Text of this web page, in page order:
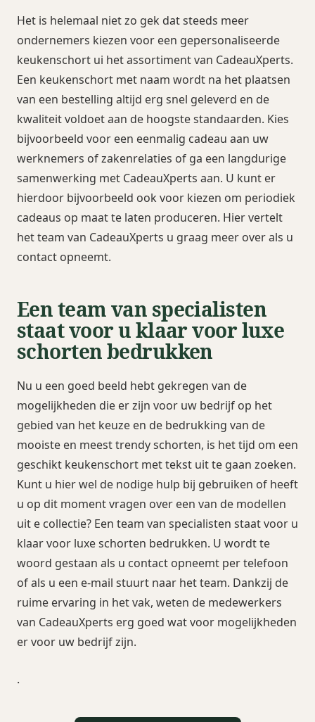
Het is helemaal niet zo gek dat steeds meer
ondernemers kiezen voor een gepersonaliseerde
keukenschort ui het assortiment van CadeauXperts.
Een keukenschort met naam wordt na het plaatsen
van een bestelling altijd erg snel geleverd en de
kwaliteit voldoet aan de hoogste standaarden. Kies
bijvoorbeeld voor een eenmalig cadeau aan uw
werknemers of zakenrelaties of ga een langdurige
samenwerking met CadeauXperts aan. U kunt er
hierdoor bijvoorbeeld ook voor kiezen om periodiek
cadeaus op maat te laten produceren. Hier vertelt
het team van CadeauXperts u graag meer over als u
contact opneemt.
Een team van specialisten
staat voor u klaar voor luxe
schorten bedrukken
Nu u een goed beeld hebt gekregen van de
mogelijkheden die er zijn voor uw bedrijf op het
gebied van het keuze en de bedrukking van de
mooiste en meest trendy schorten, is het tijd om een
geschikt keukenschort met tekst uit te gaan zoeken.
Kunt u hier wel de nodige hulp bij gebruiken of heeft
u op dit moment vragen over een van de modellen
uit e collectie? Een team van specialisten staat voor u
klaar voor luxe schorten bedrukken. U wordt te
woord gestaan als u contact opneemt per telefoon
of als u een e-mail stuurt naar het team. Dankzij de
ruime ervaring in het vak, weten de medewerkers
van CadeauXperts erg goed wat voor mogelijkheden
er voor uw bedrijf zijn.
.